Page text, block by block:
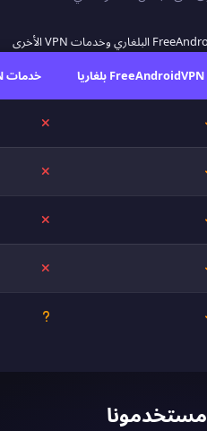
FreeAndroidVPN بلغاريا خدمات VPN أخرى
نعم
نعم
نعم
نعم
نعم